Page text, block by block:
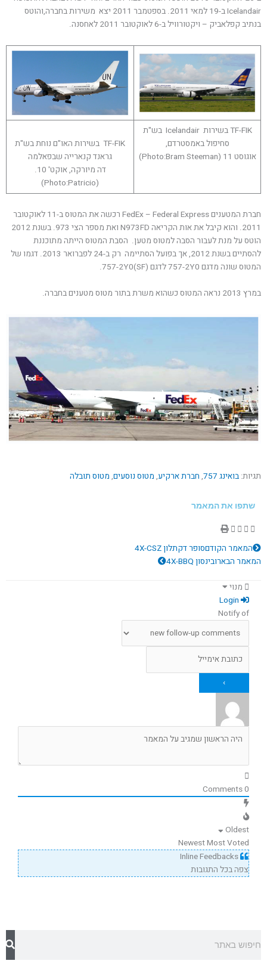
Icelandair ב-19 למאי 2011. בספטמבר 2011 יצא משירות בחברה,והוטס
בנתיב קפלאביק – ויקטורוויל ב-6 לאוקטובר 2011 לאחסנה.
TF-FIK בשירות Icelandair בש"ת
סחיפול באמסטרדם,
אוגוסט 11 (Photo:Bram Steeman)
TF-FIK בשירות האו"ם נוחת בש"ת
גראנד קנארייה שבפאלמה
דה מיורקה, אוקט' 10.
(Photo:Patricio)
חברת המטענים FedEx – Federal Express רכשה את המטוס ב-11 לאוקטובר
2011. והוא קיבל את אות הקריאה N973FD ואת מספר הצי 973. בשנת 2012
הוטס על מנת לעבור הסבה למטוס מטען. הסבת המטוס הייתה מתוכננת
להסתיים בשנת 2012, אך בפועל הסתיימה רק ב-24 לפברואר 2013. דגמו של
המטוס שונה מדגם 757-2Y0 לדגם 757-2Y0(SF).
במרץ 2013 נראה המטוס כשהוא משרת בתור מטוס מטענים בחברה.
תגיות: בואינג 757 , חברת ארקיע, מטוס נוסעים, מטוס תובלה
שתפו את המאמר
קודם
המאמר הקודםסופר דקתלון 4X-CSZ
המאמר הבארובינסון 4X-BBQ
הבא
מנוי
Notify of
0
Oldest
NewestMost Voted
צפה בכל התגובות